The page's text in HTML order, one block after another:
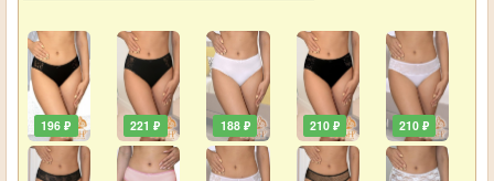
196 ₽ 221 ₽ 188 ₽ 210 ₽ 210 ₽